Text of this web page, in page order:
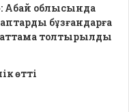
Абай облысында
бұзғандарға
толтырылды
өтті